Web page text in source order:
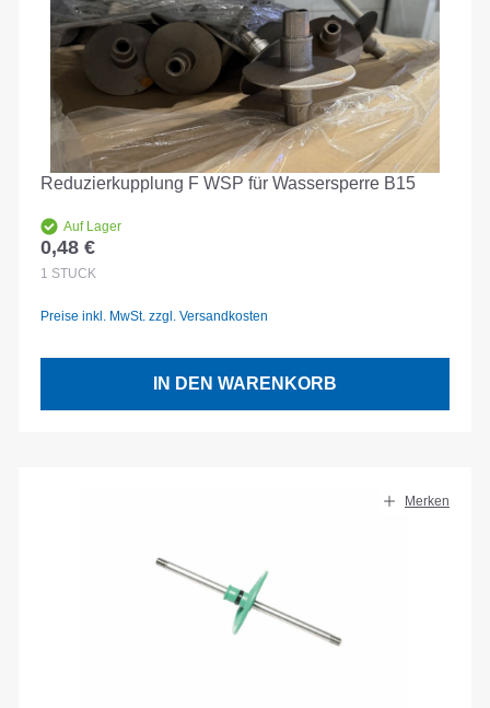
Reduzierkupplung F WSP für Wassersperre B15
Auf Lager
Regulärer Preis:
0,48 €
1 STÜCK
Preise inkl. MwSt. zzgl. Versandkosten
IN DEN WARENKORB
Merken